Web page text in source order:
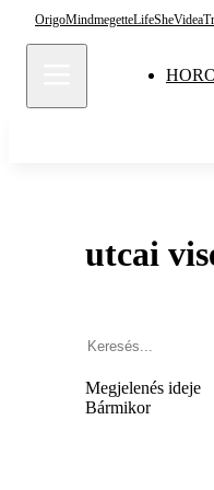
OrigoMindmegetteLifeSheVidea
utcai
Megjelenés ideje
Bármikor